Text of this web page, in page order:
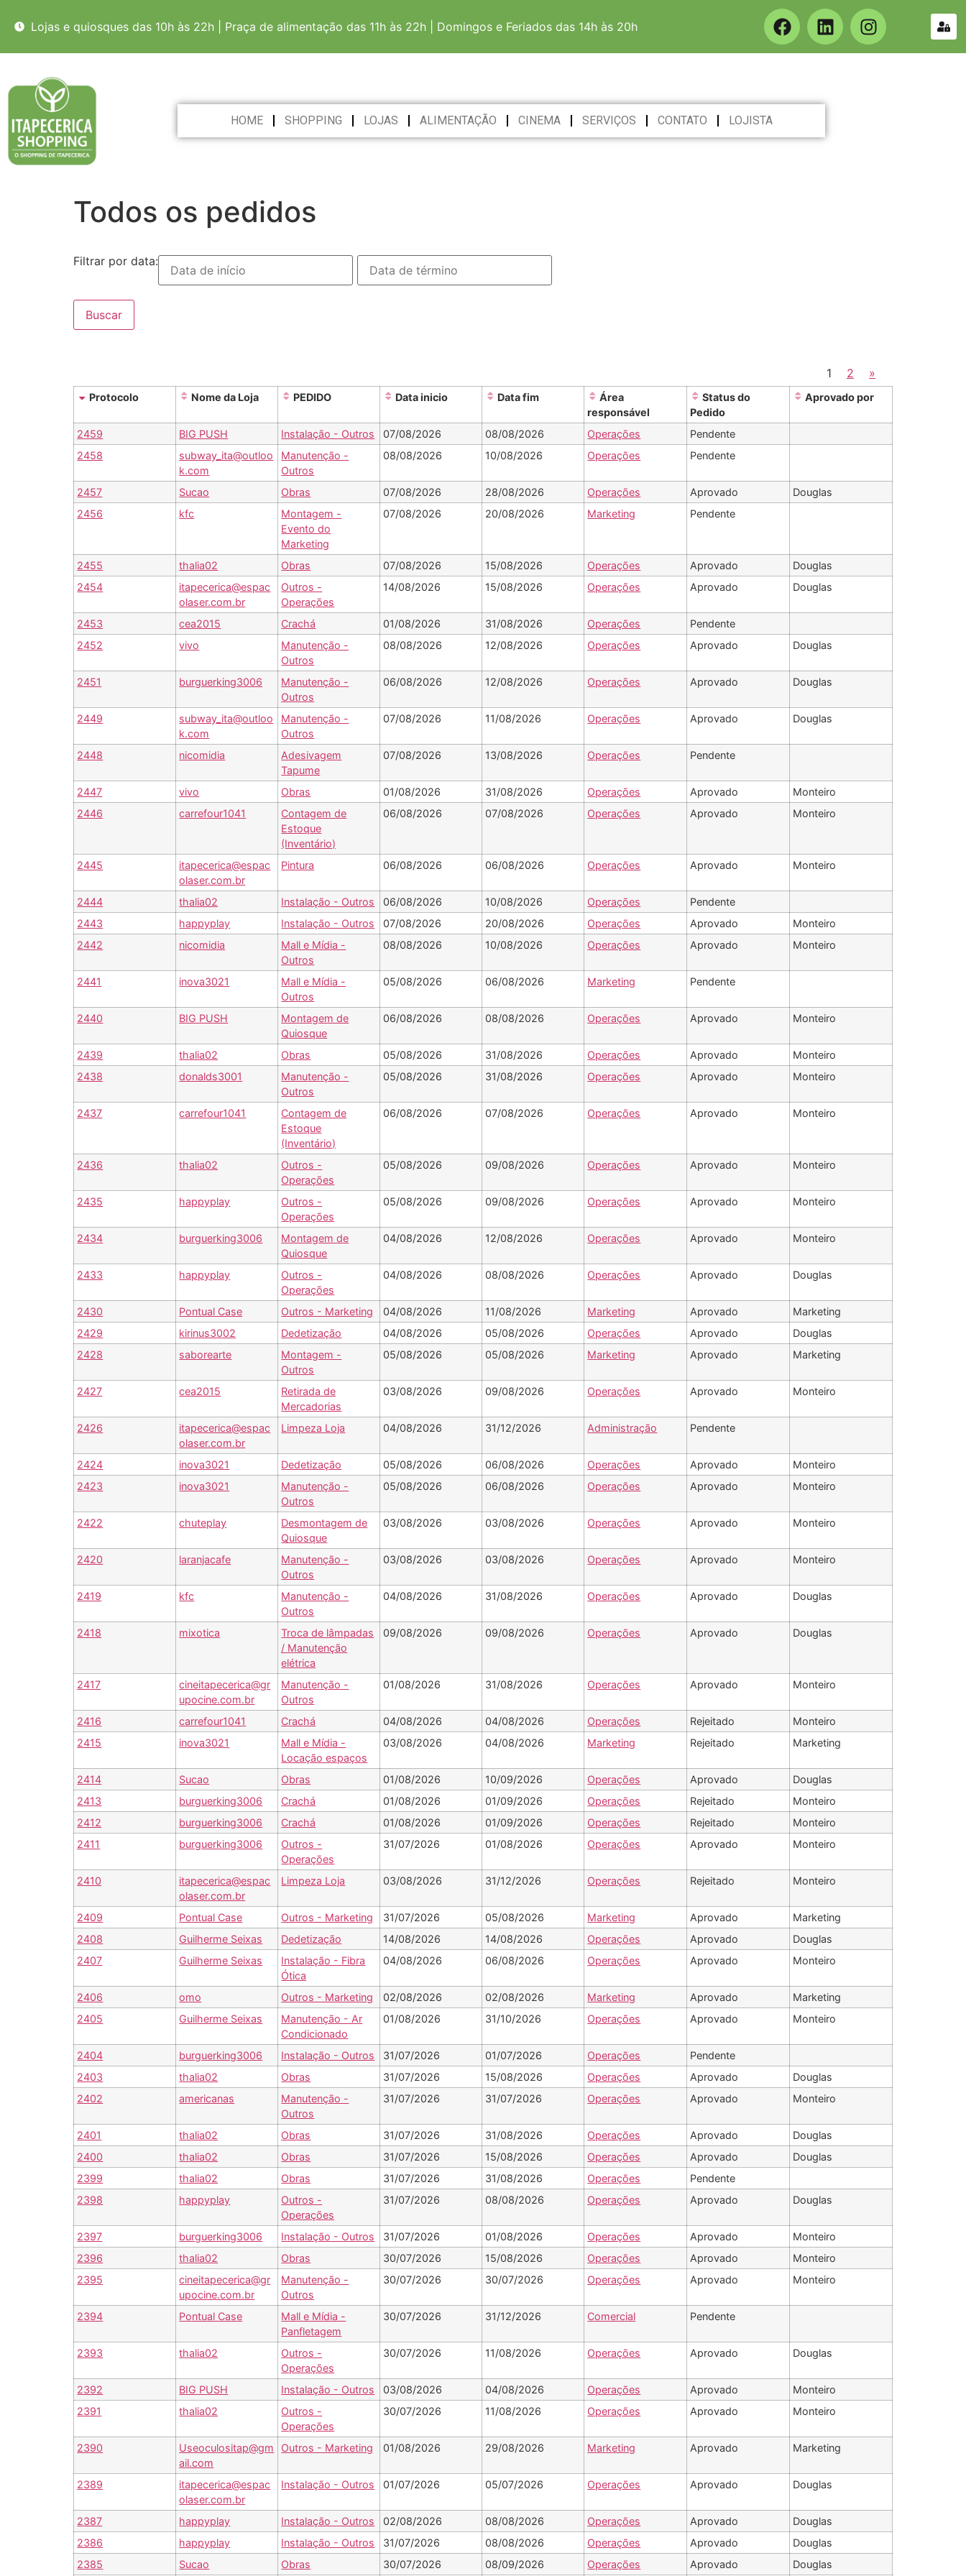
Lojas e quiosques das 10h às 22h | Praça de alimentação das 11h às 22h | Domingos e Feriados das 14h às 20h
HOME SHOPPING LOJAS ALIMENTAÇÃO CINEMA SERVIÇOS CONTATO LOJISTA
Todos os pedidos
Filtrar por data:
1 2 »
Protocolo Nome da Loja PEDIDO Data inicio Data fim
Área
responsável
Status do
Pedido
Aprovado por
2459 BIG PUSH Instalação - Outros 07/08/2026 08/08/2026 Operações
Pendente
2458
subway_ita@outloo
k.com
Manutenção -
Outros
08/08/2026 10/08/2026 Operações Pendente
2457 Sucao Obras 07/08/2026 28/08/2026 Operações Aprovado
Douglas
2456
kfc
Montagem -
Evento do
Marketing
07/08/2026 20/08/2026 Marketing Pendente
2455 thalia02 Obras 07/08/2026 15/08/2026 Operações Aprovado
Douglas
2454
itapecerica@espac
olaser.com.br
Outros -
Operações
14/08/2026 15/08/2026 Operações Aprovado Douglas
2453 cea2015 Crachá 01/08/2026 31/08/2026 Operações
Pendente
2452
vivo
Manutenção -
Outros
08/08/2026 12/08/2026 Operações Aprovado Douglas
2451 burguerking3006
Manutenção -
Outros
06/08/2026 12/08/2026 Operações Aprovado Douglas
2449
subway_ita@outloo
k.com
Manutenção -
Outros
07/08/2026 11/08/2026 Operações Aprovado Douglas
2448 nicomidia
Adesivagem
Tapume
07/08/2026 13/08/2026 Operações Pendente
2447 vivo Obras 01/08/2026 31/08/2026 Operações Aprovado
Monteiro
2446
carrefour1041
Contagem de
Estoque
(Inventário)
06/08/2026 07/08/2026 Operações Aprovado Monteiro
2445
itapecerica@espac
olaser.com.br
Pintura 06/08/2026 06/08/2026 Operações Aprovado Monteiro
2444 thalia02 Instalação - Outros 06/08/2026 10/08/2026 Operações
Pendente
2443
happyplay Instalação - Outros 07/08/2026 20/08/2026 Operações Aprovado
Monteiro
2442
nicomidia
Mall e Mídia -
Outros
08/08/2026 10/08/2026 Operações Aprovado Monteiro
2441 inova3021
Mall e Mídia -
Outros
05/08/2026 06/08/2026 Marketing Pendente
2440 BIG PUSH
Montagem de
Quiosque
06/08/2026 08/08/2026 Operações Aprovado Monteiro
2439 thalia02 Obras 05/08/2026 31/08/2026 Operações Aprovado
Monteiro
2438
donalds3001
Manutenção -
Outros
05/08/2026 31/08/2026 Operações Aprovado Monteiro
2437 carrefour1041
Contagem de
Estoque
(Inventário)
06/08/2026 07/08/2026 Operações Aprovado Monteiro
2436 thalia02
Outros -
Operações
05/08/2026 09/08/2026 Operações Aprovado Monteiro
2435 happyplay
Outros -
Operações
05/08/2026 09/08/2026 Operações Aprovado Monteiro
2434 burguerking3006
Montagem de
Quiosque
04/08/2026 12/08/2026 Operações Aprovado Monteiro
2433 happyplay
Outros -
Operações
04/08/2026 08/08/2026 Operações Aprovado Douglas
2430 Pontual Case Outros - Marketing 04/08/2026 11/08/2026 Marketing Aprovado
Marketing
2429
kirinus3002 Dedetização 04/08/2026 05/08/2026 Operações Aprovado
Douglas
2428
saborearte
Montagem -
Outros
05/08/2026 05/08/2026 Marketing Aprovado Marketing
2427 cea2015
Retirada de
Mercadorias
03/08/2026 09/08/2026 Operações Aprovado Monteiro
2426
itapecerica@espac
olaser.com.br
Limpeza Loja 04/08/2026 31/12/2026 Administração Pendente
2424 inova3021 Dedetização 05/08/2026 06/08/2026 Operações Aprovado
Monteiro
2423
inova3021
Manutenção -
Outros
05/08/2026 06/08/2026 Operações Aprovado Monteiro
2422 chuteplay
Desmontagem de
Quiosque
03/08/2026 03/08/2026 Operações Aprovado Monteiro
2420 laranjacafe
Manutenção -
Outros
03/08/2026 03/08/2026 Operações Aprovado Monteiro
2419 kfc
Manutenção -
Outros
04/08/2026 31/08/2026 Operações Aprovado Douglas
2418 mixotica
Troca de lâmpadas
/ Manutenção
elétrica
09/08/2026 09/08/2026 Operações Aprovado Douglas
2417
cineitapecerica@gr
upocine.com.br
Manutenção -
Outros
01/08/2026 31/08/2026 Operações Aprovado Monteiro
2416 carrefour1041 Crachá 04/08/2026 04/08/2026 Operações Rejeitado
Monteiro
2415
inova3021
Mall e Mídia -
Locação espaços
03/08/2026 04/08/2026 Marketing Rejeitado Marketing
2414 Sucao Obras 01/08/2026 10/09/2026 Operações Aprovado
Douglas
2413
burguerking3006 Crachá 01/08/2026 01/09/2026 Operações Rejeitado
Monteiro
2412
burguerking3006 Crachá 01/08/2026 01/09/2026 Operações Rejeitado
Monteiro
2411
burguerking3006
Outros -
Operações
31/07/2026 01/08/2026 Operações Aprovado Monteiro
2410
itapecerica@espac
olaser.com.br
Limpeza Loja 03/08/2026 31/12/2026 Operações Rejeitado Monteiro
2409 Pontual Case Outros - Marketing 31/07/2026 05/08/2026 Marketing Aprovado
Marketing
2408
Guilherme Seixas Dedetização 14/08/2026 14/08/2026 Operações Aprovado
Douglas
2407
Guilherme Seixas
Instalação - Fibra
Ótica
04/08/2026 06/08/2026 Operações Aprovado Monteiro
2406 omo Outros - Marketing 02/08/2026 02/08/2026 Marketing Aprovado
Marketing
2405
Guilherme Seixas
Manutenção - Ar
Condicionado
01/08/2026 31/10/2026 Operações Aprovado Monteiro
2404 burguerking3006 Instalação - Outros 31/07/2026 01/07/2026 Operações
Pendente
2403
thalia02 Obras 31/07/2026 15/08/2026 Operações Aprovado
Douglas
2402
americanas
Manutenção -
Outros
31/07/2026 31/07/2026 Operações Aprovado Monteiro
2401 thalia02 Obras 31/07/2026 31/08/2026 Operações Aprovado
Douglas
2400
thalia02 Obras 31/07/2026 15/08/2026 Operações Aprovado
Douglas
2399
thalia02 Obras 31/07/2026 31/08/2026 Operações
Pendente
2398
happyplay
Outros -
Operações
31/07/2026 08/08/2026 Operações Aprovado Douglas
2397 burguerking3006 Instalação - Outros 31/07/2026 01/08/2026 Operações Aprovado
Monteiro
2396
thalia02 Obras 30/07/2026 15/08/2026 Operações Aprovado
Monteiro
2395
cineitapecerica@gr
upocine.com.br
Manutenção -
Outros
30/07/2026 30/07/2026 Operações Aprovado Monteiro
2394 Pontual Case
Mall e Mídia -
Panfletagem
30/07/2026 31/12/2026 Comercial Pendente
2393 thalia02
Outros -
Operações
30/07/2026 11/08/2026 Operações Aprovado Douglas
2392 BIG PUSH Instalação - Outros 03/08/2026 04/08/2026 Operações Aprovado
Monteiro
2391
thalia02
Outros -
Operações
30/07/2026 11/08/2026 Operações Aprovado Monteiro
2390
Useoculositap@gm
ail.com
Outros - Marketing 01/08/2026 29/08/2026 Marketing Aprovado Marketing
2389
itapecerica@espac
olaser.com.br
Instalação - Outros 01/07/2026 05/07/2026 Operações Aprovado Douglas
2387 happyplay Instalação - Outros 02/08/2026 08/08/2026 Operações Aprovado
Douglas
2386
happyplay Instalação - Outros 31/07/2026 08/08/2026 Operações Aprovado
Douglas
2385
Sucao Obras 30/07/2026 08/09/2026 Operações Aprovado Douglas